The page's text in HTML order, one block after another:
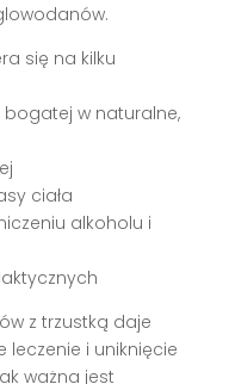
się na kilku
bogatej w naturalne,
ciała
alkoholu i
z trzustką daje
leczenie i uniknięcie
ważna jest